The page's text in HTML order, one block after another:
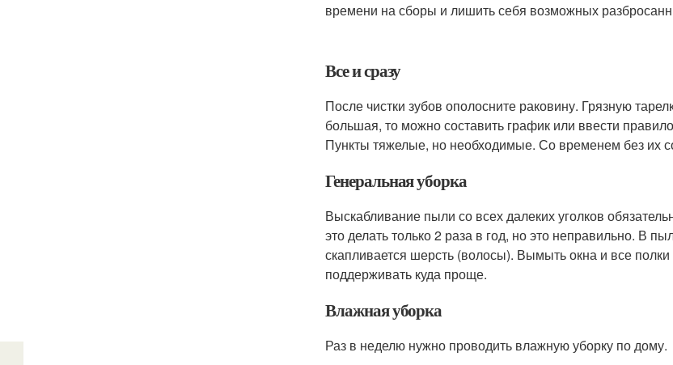
времени на сборы и лишить себя возможных
Все и сразу
После чистки зубов ополосните раковину. Грязную
большая, то можно составить график или ввести
Пункты тяжелые, но необходимые. Со временем без их
Генеральная уборка
Выскабливание пыли со всех далеких уголков
это делать только 2 раза в год, но это неправильно. В
скапливается шерсть (волосы). Вымыть окна и все
поддерживать куда проще.
Влажная уборка
Раз в неделю нужно проводить влажную уборку по дому.